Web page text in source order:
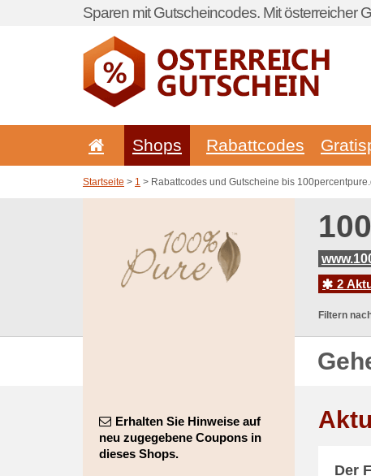
Sparen mit Gutscheincodes. Mit österreicher
Shops Rabattcodes
Startseite > 1 > Rabattcodes und Gutscheine bis
2
Filtern
Erhalten Sie Hinweise auf
neu zugegebene Coupons in
dieses Shops.
Der